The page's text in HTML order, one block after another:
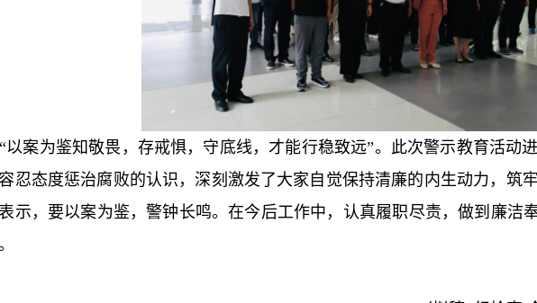
“以案为鉴知敬畏，存戒惧，守底线，才能行稳致远”。此次警示教育活动
忍态度惩治腐败的认识，深刻激发了大家自觉保持清廉的内生动力，筑
示，要以案为鉴，警钟长鸣。在今后工作中，认真履职尽责，做到廉洁